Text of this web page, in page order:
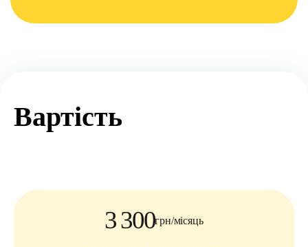
Вартість
3 300грн/місяць